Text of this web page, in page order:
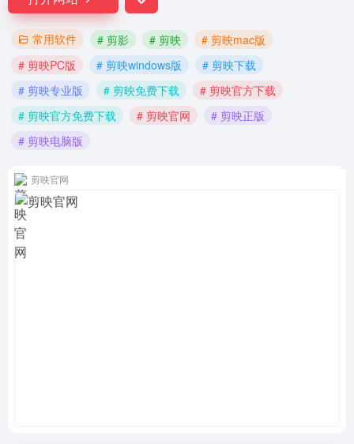
常用软件 # 剪影 # 剪映
# 剪映mac版
# 剪映PC版
# 剪映windows版
# 剪映下载
# 剪映专业版
# 剪映免费下载
# 剪映官方下载
# 剪映官方免费下载
# 剪映官网
# 剪映正版
# 剪映电脑版
剪映官网